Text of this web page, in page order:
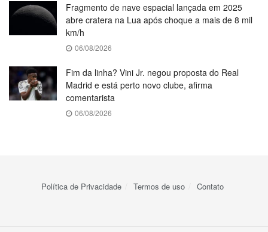
Fragmento de nave espacial lançada em 2025
abre cratera na Lua após choque a mais de 8 mil
km/h
06/08/2026
Fim da linha? Vini Jr. negou proposta do Real
Madrid e está perto novo clube, afirma
comentarista
06/08/2026
Política de Privacidade Termos de uso Contato